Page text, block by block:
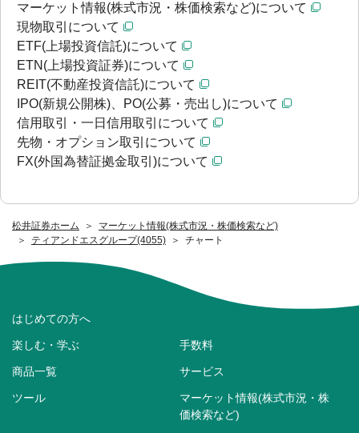
松井証券ホーム
マーケット情報(株式市況・株価検索など)
ティアンドエスグループ(4055)
チャート
マーケット情報(株式市況・株価検索など)について
現物取引について
ETF(上場投資信託)について
ETN(上場投資証券)について
REIT(不動産投資信託)について
IPO(新規公開株)、PO(公募・売出し)について
信用取引・一日信用取引について
先物・オプション取引について
FX(外国為替証拠金取引)について
はじめての方へ
楽しむ・学ぶ 手数料
商品一覧 サービス
ツール
マーケット情報(株式市況・株
価検索など)